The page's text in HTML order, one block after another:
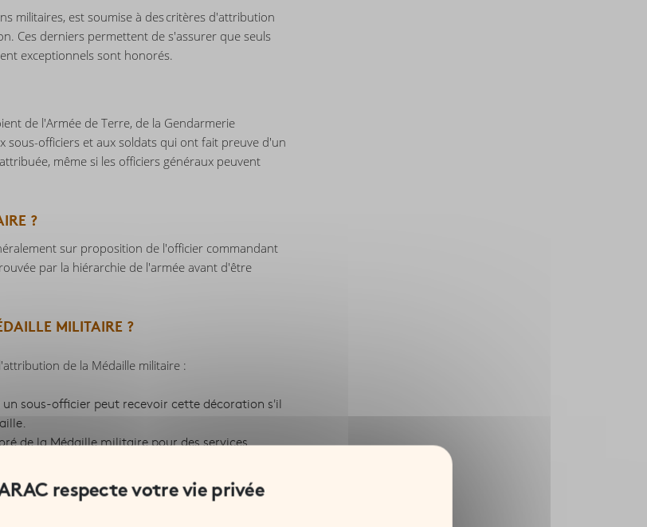
militaires, est soumise à des critères d'attribution
Ces derniers permettent de s'assurer que seuls
exceptionnels sont honorés.
de l'Armée de Terre, de la Gendarmerie
sous-officiers et aux soldats qui ont fait preuve d'un
même si les officiers généraux peuvent
?
sur proposition de l'officier commandant
par la hiérarchie de l'armée avant d'être
MILITAIRE ?
de la Médaille militaire :
sous-officier peut recevoir cette décoration s'il
de la Médaille militaire pour des services
dehors du champ de bataille (contribution
conduite d'opérations d'entraînement avec